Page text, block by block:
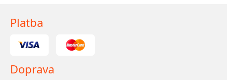
Platba
Doprava